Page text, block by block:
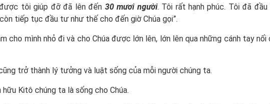
tôi giúp đỡ đã lên đến 30 mươi người. Tôi rất hạnh phúc. Tôi đã
tiếp tục đầu tư như thế cho đến giờ Chúa gọi”.
cho mình nhỏ đi và cho Chúa được lớn lên, lớn lên qua những cánh tay nối
trở thành lý tưởng và luật sống của mỗi người chúng ta.
Kitô chúng ta là sống cho Chúa.